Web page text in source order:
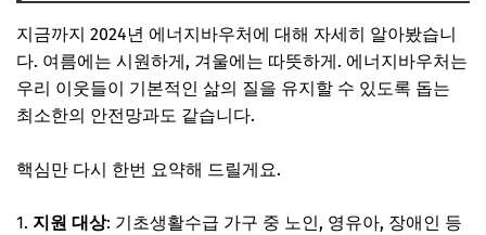
지금까지 2024년 에너지바우처에 대해 자세히 알아봤습니
다. 여름에는 시원하게, 겨울에는 따뜻하게. 에너지바우처는
우리 이웃들이 기본적인 삶의 질을 유지할 수 있도록 돕는
최소한의 안전망과도 같습니다.
핵심만 다시 한번 요약해 드릴게요.
지원 대상: 기초생활수급 가구 중 노인, 영유아, 장애인 등